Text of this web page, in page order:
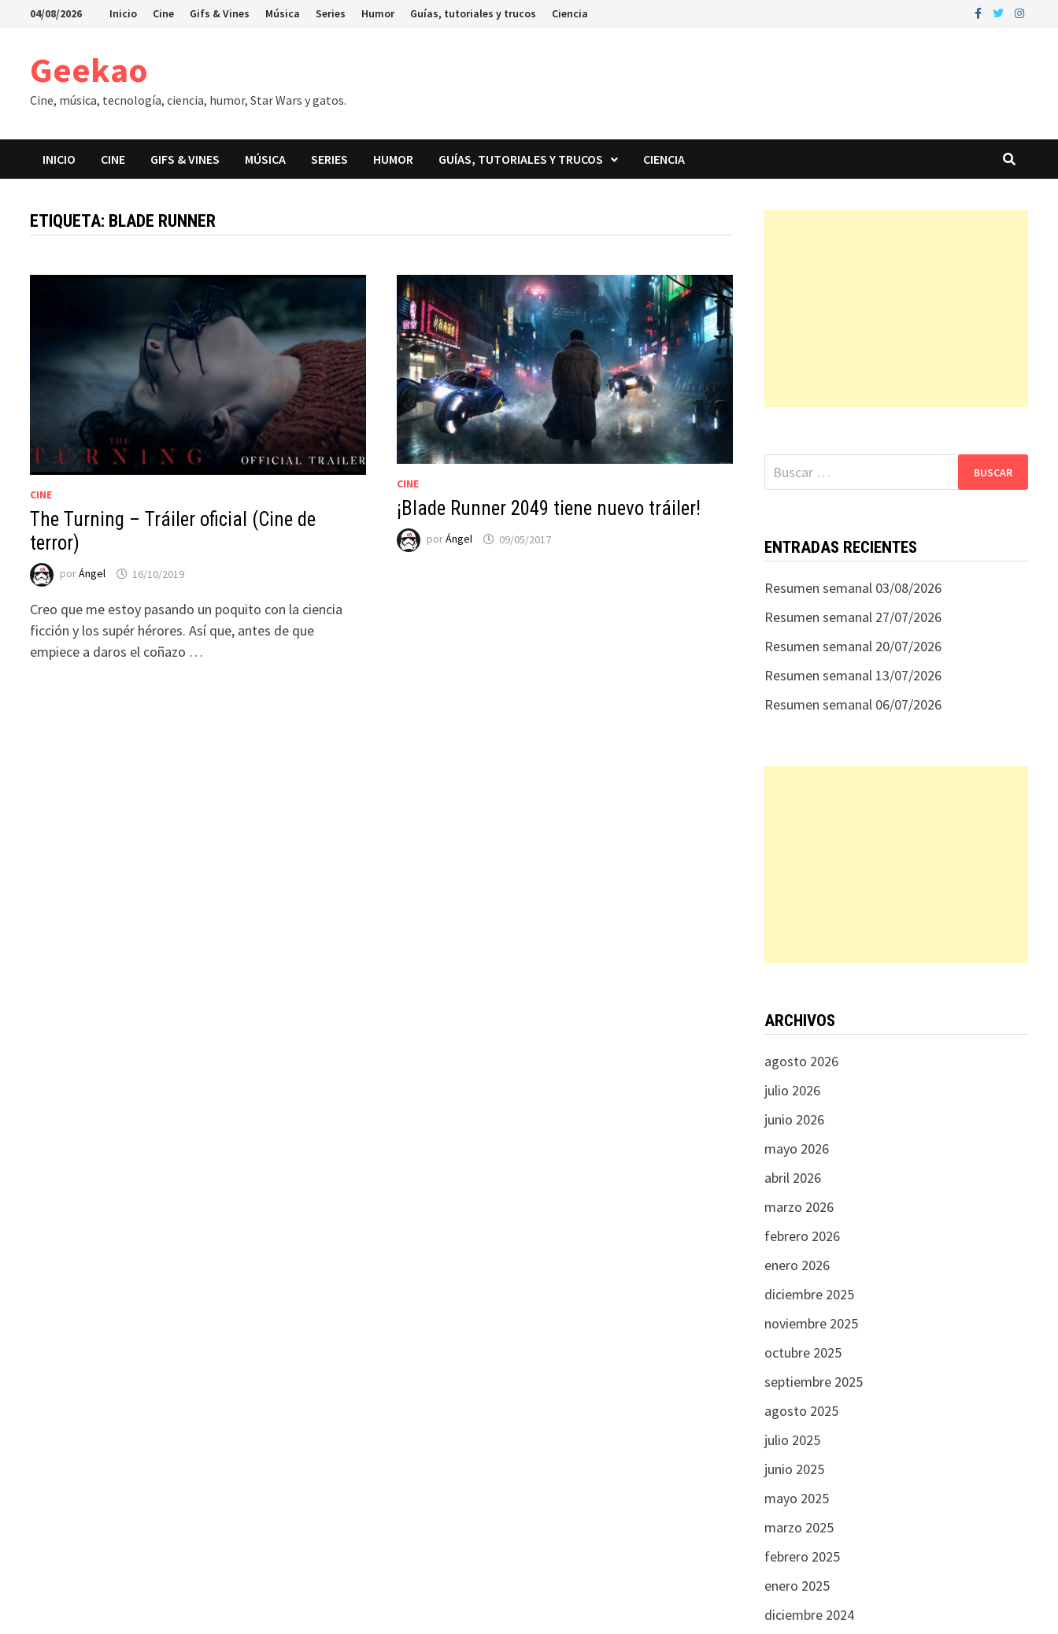
Saltar04/08/2026 Inicio Cine Gifs & Vines Música Series Humor Guías, tutoriales y trucos Ciencia
Geekao
Cine, música, tecnología, ciencia, humor, Star Wars y gatos.
INICIO CINE GIFS & VINES MÚSICA SERIES HUMOR GUÍAS, TUTORIALES Y TRUCOS CIENCIA
ETIQUETA: BLADE RUNNER
CINE
The Turning – Tráiler oficial (Cine de
terror)
porÁngel 16/10/2019
Creo que me estoy pasando un poquito con la ciencia
ficción y los supér hérores. Así que, antes de que
empiece a daros el coñazo …
CINE
¡Blade Runner 2049 tiene nuevo tráiler!
porÁngel 09/05/2017
Buscar:
ENTRADAS RECIENTES
Resumen semanal 03/08/2026
Resumen semanal 27/07/2026
Resumen semanal 20/07/2026
Resumen semanal 13/07/2026
Resumen semanal 06/07/2026
ARCHIVOS
agosto 2026
julio 2026
junio 2026
mayo 2026
abril 2026
marzo 2026
febrero 2026
enero 2026
diciembre 2025
noviembre 2025
octubre 2025
septiembre 2025
agosto 2025
julio 2025
junio 2025
mayo 2025
marzo 2025
febrero 2025
enero 2025
diciembre 2024